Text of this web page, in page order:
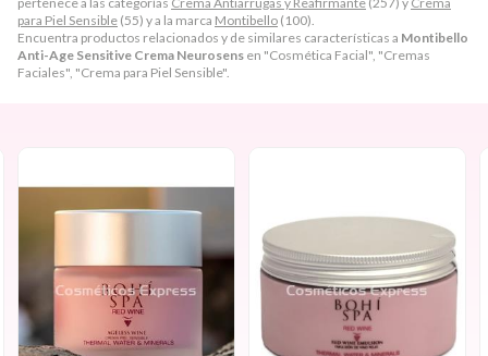
para Piel Sensible (55) y a la marca Montibello (100).
Encuentra productos relacionados y de similares características a Montibello
Anti-Age Sensitive Crema Neurosens en "Cosmética Facial", "Cremas
Faciales", "Crema para Piel Sensible".